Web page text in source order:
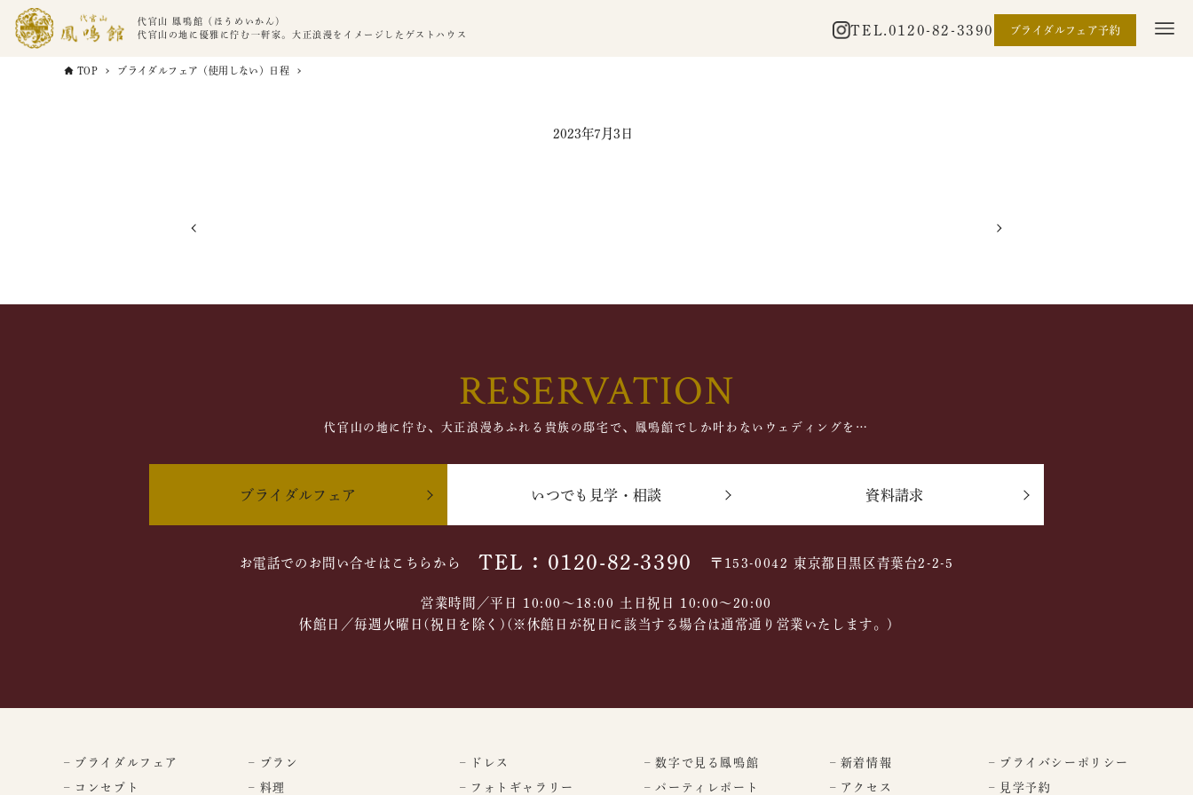
代官山 鳳鳴館（ほうめいかん）
代官山の地に優雅に佇む一軒家。大正浪漫をイメージしたゲストハウス
TEL. 0120-82-3390 ブライダルフェア予約
TOP ブライダルフェア（使用しない）日程
2023年7月3日
RESERVATION
代官山の地に佇む、大正浪漫あふれる貴族の邸宅で、鳳鳴館でしか叶わないウェディングを…
ブライダルフェア いつでも見学・相談 資料請求
お電話でのお問い合せはこちらから TEL：0120-82-3390 〒153-0042 東京都目黒区青葉台2-2-5
営業時間／平日 10:00～18:00 土日祝日 10:00〜20:00
休館日／毎週火曜日(祝日を除く)(※休館日が祝日に該当する場合は通常通り営業いたします。)
– ブライダルフェア
– コンセプト
– プラン
– 料理
– ドレス
– フォトギャラリー
– 数字で見る鳳鳴館
– パーティレポート
– 新着情報
– アクセス
– プライバシーポリシー
– 見学予約